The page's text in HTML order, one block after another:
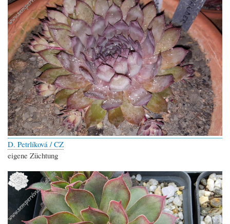
D. Petrlíková / CZ
eigene Züchtung